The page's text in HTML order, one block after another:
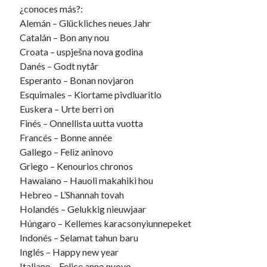
November 2008
October 2008
September 2008
Viajeras
¿conoces más?:
Alemán – Glückliches neues Jahr
Catalán – Bon any nou
Croata – uspješna nova godina
Danés – Godt nytår
Esperanto – Bonan novjaron
Esquimales – Kiortame pivdluaritlo
Euskera – Urte berri on
Finés – Onnellista uutta vuotta
Francés – Bonne année
Gallego – Feliz aninovo
Griego – Kenourios chronos
Hawaiano – Hauoli makahiki hou
Hebreo – L’Shannah tovah
Holandés – Gelukkig nieuwjaar
Húngaro – Kellemes karacsonyiunnepeket
Indonés – Selamat tahun baru
Inglés – Happy new year